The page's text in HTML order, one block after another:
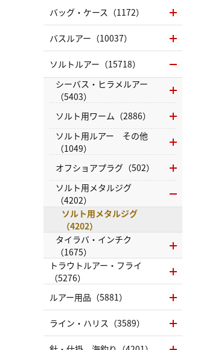
バッグ・ケース（1172）
バスルアー（10037）
ソルトルアー（15718）
シーバス・ヒラメルアー
（5403）
ソルト用ワーム（2886）
ソルト用ルアー その他
（1049）
オフショアプラグ（502）
ソルト用メタルジグ
（4202）
ソルト用メタルジグ
（4202）
タイラバ・インチク
（1675）
トラウトルアー・フライ
（5276）
ルアー用品（5881）
ライン・ハリス（3589）